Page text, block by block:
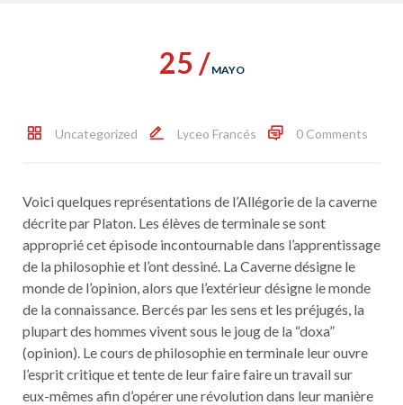
25 / MAYO
Uncategorized Lyceo Francés 0 Comments
Voici quelques représentations de l’Allégorie de la caverne
décrite par Platon. Les élèves de terminale se sont
approprié cet épisode incontournable dans l’apprentissage
de la philosophie et l’ont dessiné. La Caverne désigne le
monde de l’opinion, alors que l’extérieur désigne le monde
de la connaissance. Bercés par les sens et les préjugés, la
plupart des hommes vivent sous le joug de la “doxa”
(opinion). Le cours de philosophie en terminale leur ouvre
l’esprit critique et tente de leur faire faire un travail sur
eux-mêmes afin d’opérer une révolution dans leur manière